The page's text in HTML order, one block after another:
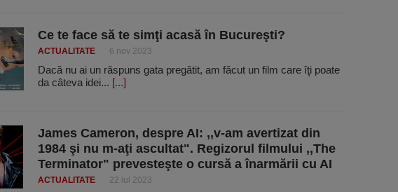
Ce te face să te simţi acasă în Bucureşti?
ACTUALITATE 6 nov 2023
Dacă nu ai un răspuns gata pregătit, am făcut un film care îţi poate
da câteva idei... [...]
James Cameron, despre AI: ,,v-am avertizat din
1984 şi nu m-aţi ascultat". Regizorul filmului ,,The
Terminator" prevesteşte o cursă a înarmării cu AI
ACTUALITATE 22 iul 2023